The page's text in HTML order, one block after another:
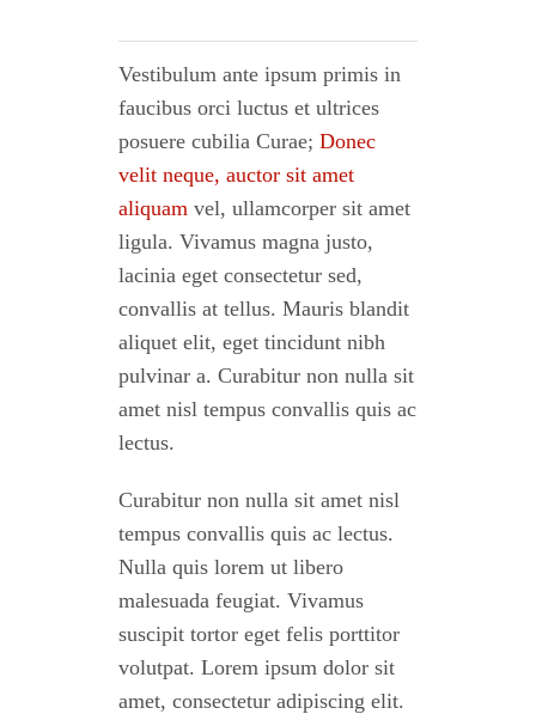
Vestibulum ante ipsum primis in
faucibus orci luctus et ultrices
posuere cubilia Curae; Donec
velit neque, auctor sit amet
aliquam vel, ullamcorper sit amet
ligula. Vivamus magna justo,
lacinia eget consectetur sed,
convallis at tellus. Mauris blandit
aliquet elit, eget tincidunt nibh
pulvinar a. Curabitur non nulla sit
amet nisl tempus convallis quis ac
lectus.
Curabitur non nulla sit amet nisl
tempus convallis quis ac lectus.
Nulla quis lorem ut libero
malesuada feugiat. Vivamus
suscipit tortor eget felis porttitor
volutpat. Lorem ipsum dolor sit
amet, consectetur adipiscing elit.